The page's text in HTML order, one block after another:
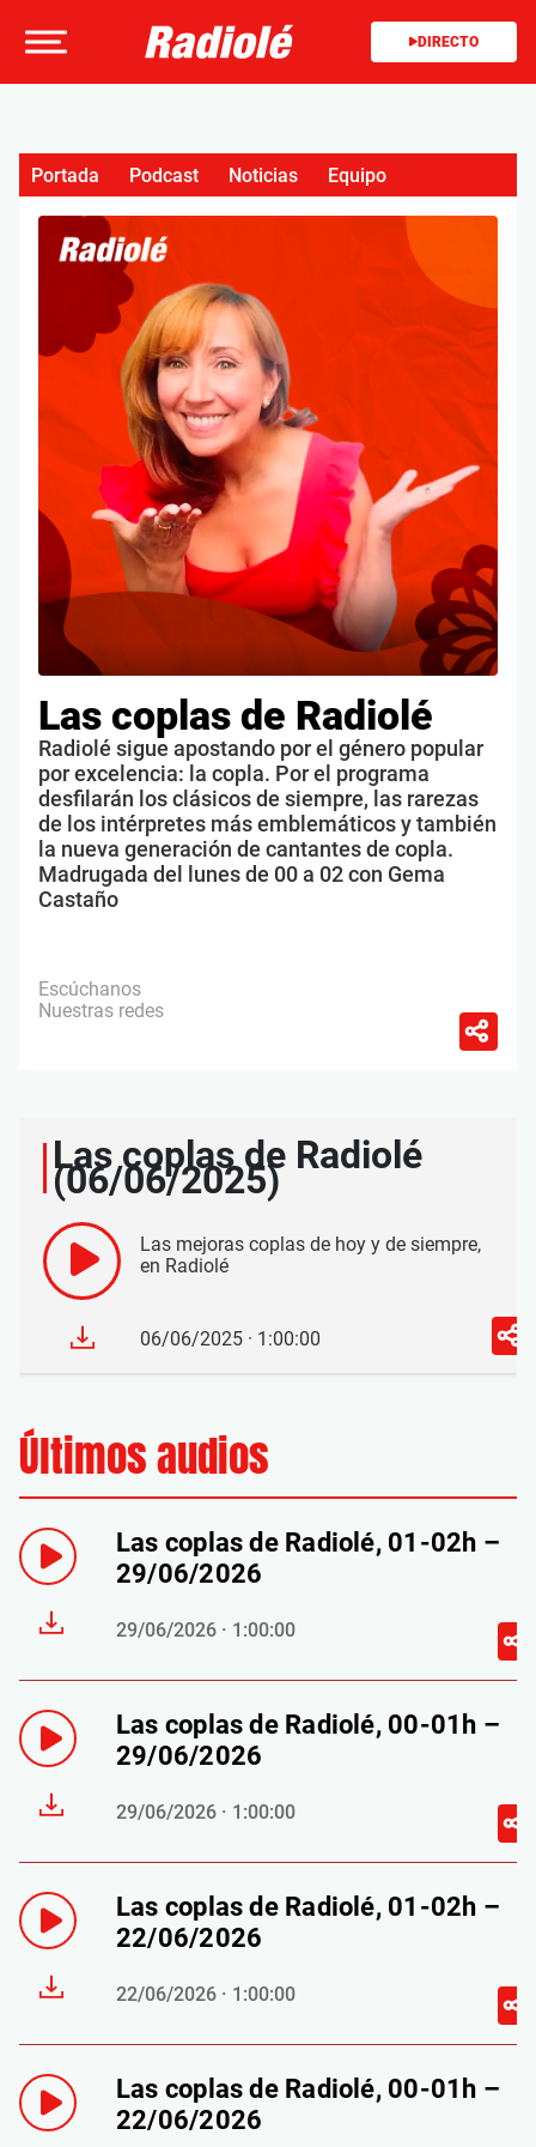
DIRECTO
Las coplas de Radiolé
Radiolé sigue apostando por el género popular
por excelencia: la copla. Por el programa
desfilarán los clásicos de siempre, las rarezas
de los intérpretes más emblemáticos y también
la nueva generación de cantantes de copla.
Madrugada del lunes de 00 a 02 con Gema
Castaño
Escúchanos
Nuestras redes
Portada Podcast Noticias Equipo
Las coplas de Radiolé
(06/06/2025)
Las mejoras coplas de hoy y de siempre,
en Radiolé
06/06/2025 · 1:00:00
Últimos audios
Las coplas de Radiolé, 01-02h –
29/06/2026
29/06/2026 · 1:00:00
Las coplas de Radiolé, 00-01h –
29/06/2026
29/06/2026 · 1:00:00
Las coplas de Radiolé, 01-02h –
22/06/2026
22/06/2026 · 1:00:00
Las coplas de Radiolé, 00-01h –
22/06/2026